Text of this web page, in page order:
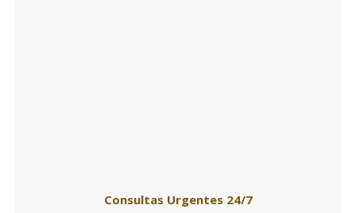
Consultas Urgentes 24/7